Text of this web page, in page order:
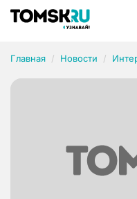
Главная Новости